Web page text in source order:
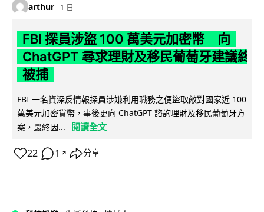
arthur 1 日
FBI 探員涉盜 100 萬美元加密幣 向
ChatGPT 尋求理財及移民葡萄牙建議終
被捕
FBI 一名資深反情報探員涉嫌利用職務之便盜取敵對國家近 100
萬美元加密貨幣，事後更向 ChatGPT 諮詢理財及移民葡萄牙方
案，最終因...
閱讀全文
22 1 ↗ 分享